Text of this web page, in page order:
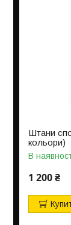
Штани
кольори)
В
1 200 ₴